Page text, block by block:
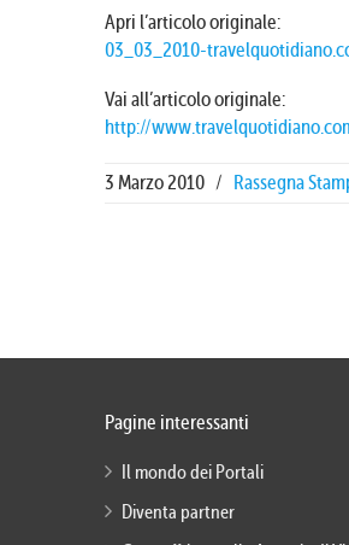
Apri l’articolo originale:
03_03_2010-
Vai all’articolo originale:
http://
3 Marzo 2010 / Rassegna
Pagine interessanti
Il mondo dei Portali
Diventa partner